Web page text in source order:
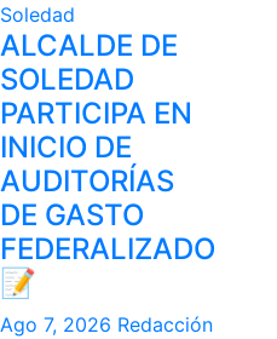
Soledad
ALCALDE DE
SOLEDAD
PARTICIPA EN
INICIO DE
AUDITORÍAS
DE GASTO
FEDERALIZADO
📝
Ago 7, 2026 Redacción